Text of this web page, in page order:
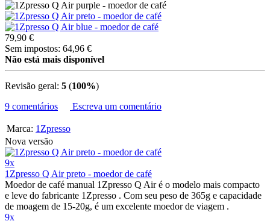
79,90 €
Sem impostos: 64,96 €
Não está mais disponível
Revisão geral: 5 (100%)
9 comentários
Escreva um comentário
Marca: 1Zpresso
Nova versão
9x
1Zpresso Q Air preto - moedor de café
Moedor de café manual 1Zpresso Q Air é o modelo mais compacto
e leve do fabricante 1Zpresso . Com seu peso de 365g e capacidade
de moagem de 15-20g, é um excelente moedor de viagem .
9x